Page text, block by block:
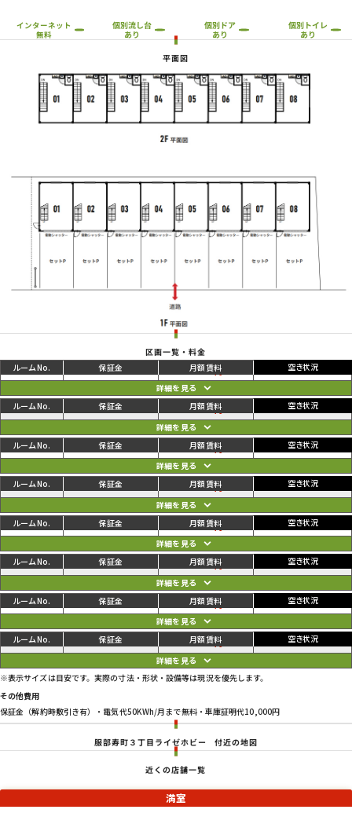
インターネット
無料
個別流し台
あり
個別ドア
あり
個別トイレ
あり
平面図
区画一覧・料金
01 86,900円 92,400円 ご利用中
02 81,400円 86,900円 ご利用中
03 81,400円 86,900円 ご利用中
04 81,400円 86,900円 ご利用中
05 81,400円 86,900円 ご利用中
06 81,400円 86,900円 ご利用中
07 81,400円 86,900円 ご利用中
08 84,700円 90,200円 ご利用中
※表示サイズは目安です。実際の寸法・形状・設備等は現況を優先します。
その他費用
保証金（解約時敷引き有）・電気代50KWh/月まで無料・車庫証明代10,000円
服部寿町３丁目ライゼホビー 付近の地図
近くの店舗一覧
満室